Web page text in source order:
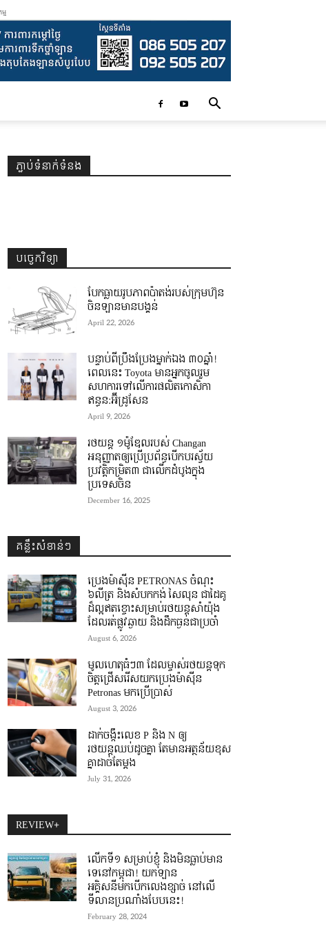
ម
ភ្ជាប់ទំនាក់ទំនង
បច្ចេកវិទ្យា
បែកធ្លាយរូបភាពប៉ាតង់របស់ក្រុមហ៊ុន
ចិនឡានមានបង្គន់
April 22, 2026
បន្ទាប់ពីប្រឹងប្រែងម្នាក់ឯង ៣០ឆ្នាំ! ​
ពេលនេះ Toyota មានអ្នកចូលរួម
សហការទៅលើការផលិតកោសិកា
ឥន្ធន:អ៊ីដ្រូសែន
April 9, 2026
រថយន្ត ១ម៉ូឌែលរបស់ Changan
អនុញ្ញាតឲ្យប្រើប្រព័ន្ធបើកបរស្វ័យ
ប្រវត្តិកម្រិត៣ ជាលើកដំបូងក្នុង
ប្រទេសចិន
December 16, 2025
គន្លឹះសំខាន់ៗ
ប្រេងម៉ាស៊ីន PETRONAS ចំណុះ
៦លីត្រ និងសំបកកង់ សៃលុន ជាដៃគូ
ដ៏ល្អឥតខ្ចោះសម្រាប់រថយន្តសាំយ៉ុង
ដែលរត់ផ្លូវឆ្ងាយ និងដឹកធ្ងន់ជាប្រចាំ
August 6, 2026
មូលហេតុធំៗ៣ ដែលម្ចាស់រថយន្តទុក
ចិត្តជ្រើសរើសយកប្រេងម៉ាស៊ីន
Petronas មកប្រើប្រាស់
August 3, 2026
ដាក់ចង្កឹះលេខ P និង N ឲ្យ
រថយន្តឈប់ដូចគ្នា តែមានអត្ថន័យខុស
គ្នាដាច់តែម្តង
July 31, 2026
REVIEW+
លើកទី១ សម្រាប់ខ្ញុំ និងមិនធ្លាប់មាន
ទេនៅកម្ពុជា! យកឡាន
អគ្គិសនីមកបើកលេងខ្សាច់ នៅលើ
ទីលានប្រណាំងបែបនេះ!
February 28, 2024